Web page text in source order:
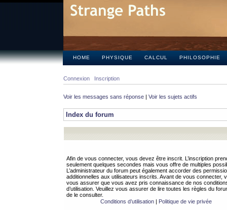
HOME PHYSIQUE CALCUL PHILOSOPHIE
Connexion Inscription
Voir les messages sans réponse | Voir les sujets actifs
Index du forum
Afin de vous connecter, vous devez être inscrit. L’inscription
seulement quelques secondes mais vous offre de multiples
L’administrateur du forum peut également accorder des
additionnelles aux utilisateurs inscrits. Avant de vous connecter,
vous assurer que vous avez pris connaissance de nos
d’utilisation. Veuillez vous assurer de lire toutes les règles du
de le consulter.
Conditions d’utilisation| Politique de vie privée